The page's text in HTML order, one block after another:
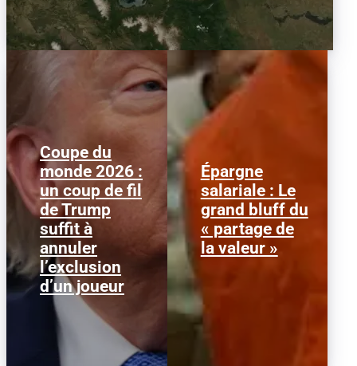
Coupe du
monde 2026 :
un coup de fil
de Trump
suffit à
annuler
l’exclusion
d’un joueur
Le 1er juillet 2026,
l'attaquant américain
Folarin Balogun recevait
un carton rouge
parfaitement...
Épargne
salariale : Le
grand bluff du
« partage de
la valeur »
Alors que l'inflation et la
course aux profits
écrasent le pouvoir
d’achat, la loi « partage
de la...